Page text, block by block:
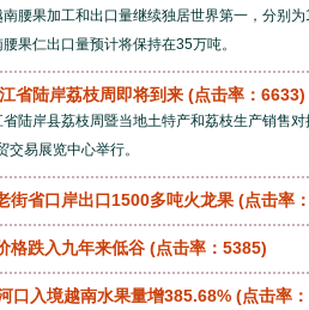
腰果加工和出口量继续独居世界第一，分别
果仁出口量预计将保持在35万吨。
省陆岸荔枝周即将到来 (点击率：6633)
陆岸县荔枝周暨当地土特产和荔枝生产销售
交易展览中心举行。
街省口岸出口1500多吨火龙果 (点击率
格跌入九年来低谷 (点击率：5385)
口入境越南水果量增385.68% (点击率